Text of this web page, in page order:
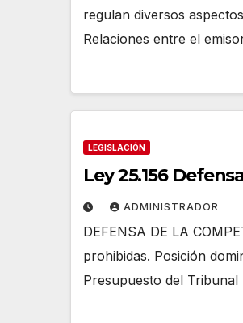
regulan diversos
Relaciones entre el
LEGISLACIÓN
Ley 25.156
ADMINISTRADOR
DEFENSA DE LA
prohibidas. Posición
Presupuesto del